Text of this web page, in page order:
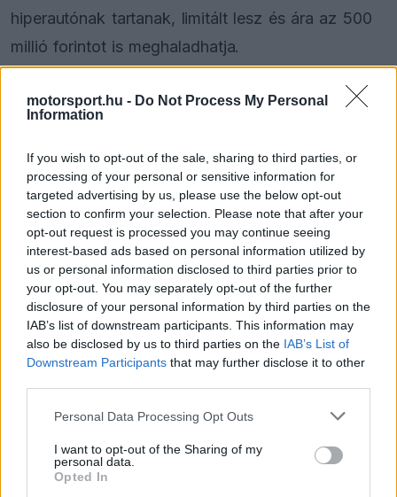
motorsport.hu - Do Not Process My Personal
Information
If you wish to opt-out of the sale, sharing to third parties, or
processing of your personal or sensitive information for
targeted advertising by us, please use the below opt-out
section to confirm your selection. Please note that after your
opt-out request is processed you may continue seeing
interest-based ads based on personal information utilized by
us or personal information disclosed to third parties prior to
your opt-out. You may separately opt-out of the further
disclosure of your personal information by third parties on the
IAB’s list of downstream participants. This information may
also be disclosed by us to third parties on the IAB’s List of
Downstream Participants that may further disclose it to other
Please note that this website/app uses one or more Google
not limited to your visit or usage behaviour. You may click to
grant or deny consent to Google and its third-party tags to
use your data for below specified purposes in below Google
Personal Data Processing Opt Outs
I want to opt-out of the Sharing of my
personal data.
Opted In
hiperautónak tartanak, limitált lesz és ára az 500
millió forintot is meghaladhatja.
Egyelőre nincs sok információ róla, de az első
elemét az Alfa Romeo maga villanthatta meg egy
teaserben. A gyártó újévi videójában egy nagyon
érdekesen megtervezett fényszóró jelenik meg pár
villanásra.
Video
Player
loading.
This
is
a
The media could not be loaded, either because
the server or network failed or because the format
is not supported.